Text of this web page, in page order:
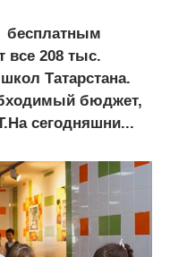
бесплатным
все 208 тыс.
Татарстана.
бюджет,
сегодняшни...